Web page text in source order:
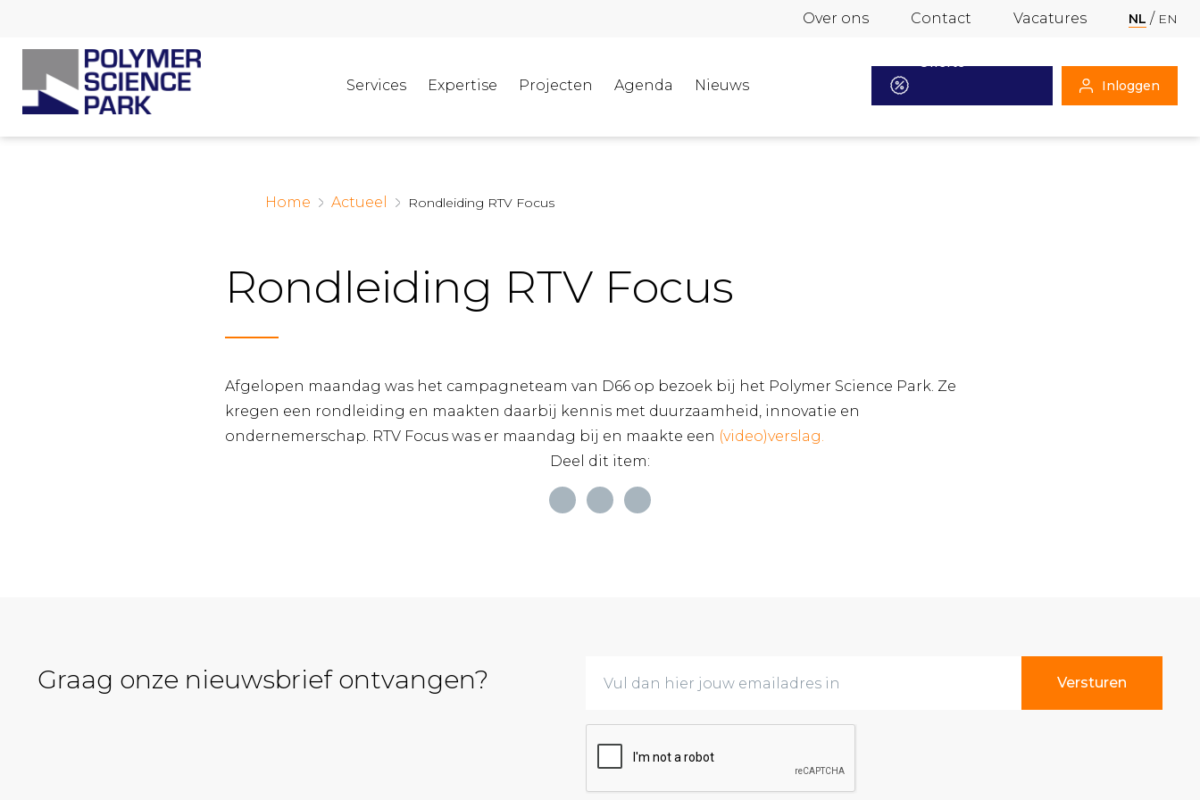
Over ons Contact Vacatures NL EN
Services Expertise Projecten Agenda Nieuws
Offerte
aanvragen
Inloggen
Home Actueel Rondleiding RTV Focus
Rondleiding RTV Focus
Afgelopen maandag was het campagneteam van D66 op bezoek bij het Polymer Science Park. Ze
kregen een rondleiding en maakten daarbij kennis met duurzaamheid, innovatie en
ondernemerschap. RTV Focus was er maandag bij en maakte een (video)verslag.
Deel dit item:
Graag onze nieuwsbrief ontvangen?